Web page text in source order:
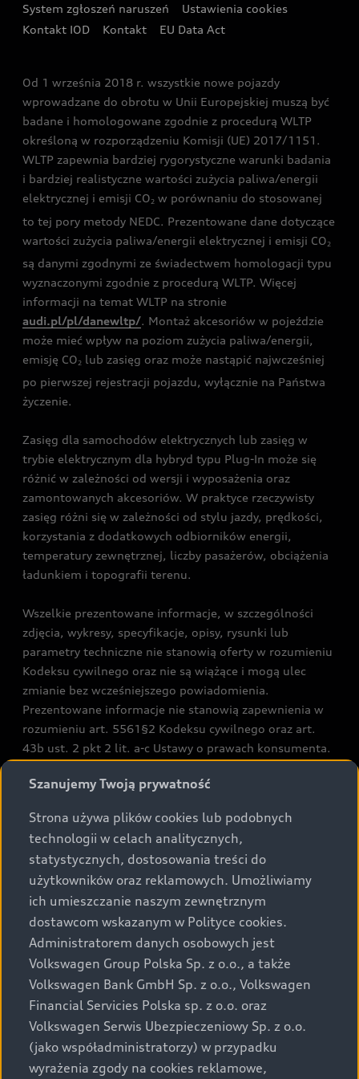
Audi exclusive
Zakopanem
System zgłoszeń naruszeń
Ustawienia cookies
Kontakt IOD
Kontakt EU Data Act
Od 1 września 2018 r. wszystkie nowe pojazdy
wprowadzane do obrotu w Unii Europejskiej muszą być
badane i homologowane zgodnie z procedurą WLTP
określoną w rozporządzeniu Komisji (UE) 2017/1151.
WLTP zapewnia bardziej rygorystyczne warunki badania
i bardziej realistyczne wartości zużycia paliwa/energii
elektrycznej i emisji CO2 w porównaniu do stosowanej
to tej pory metody NEDC. Prezentowane dane dotyczące
wartości zużycia paliwa/energii elektrycznej i emisji CO 2
są danymi zgodnymi ze świadectwem homologacji typu
wyznaczonymi zgodnie z procedurą WLTP. Więcej
informacji na temat WLTP na stronie
audi.pl/pl/danewltp/. Montaż akcesoriów w pojeździe
może mieć wpływ na poziom zużycia paliwa/energii,
emisję CO2 lub zasięg oraz może nastąpić najwcześniej
po pierwszej rejestracji pojazdu, wyłącznie na Państwa
życzenie.
Zasięg dla samochodów elektrycznych lub zasięg w
trybie elektrycznym dla hybryd typu Plug-In może się
różnić w zależności od wersji i wyposażenia oraz
zamontowanych akcesoriów. W praktyce rzeczywisty
zasięg różni się w zależności od stylu jazdy, prędkości,
korzystania z dodatkowych odbiorników energii,
temperatury zewnętrznej, liczby pasażerów, obciążenia
ładunkiem i topografii terenu.
Wszelkie prezentowane informacje, w szczególności
zdjęcia, wykresy, specyfikacje, opisy, rysunki lub
parametry techniczne nie stanowią oferty w rozumieniu
Kodeksu cywilnego oraz nie są wiążące i mogą ulec
zmianie bez wcześniejszego powiadomienia.
Prezentowane informacje nie stanowią zapewnienia w
rozumieniu art. 5561§2 Kodeksu cywilnego oraz art.
43b ust. 2 pkt 2 lit. a-c Ustawy o prawach konsumenta.
Podane kwoty są rekomendowane i obejmują podatek
Audi zastrzega sobie możliwość wprowadzenia zmian w
prezentowanych wersjach. Przedstawione detale
wyposażenia mogą różnić się od specyfikacji
przewidzianej na rynek polski. Zamieszczone zdjęcia
mogą przedstawiać wyposażenie opcjonalne, dostępne
za dopłatą. Wiążące ustalenie ceny, wyposażenia i
specyfikacji pojazdu następują w umowie sprzedaży, a
określenie parametrów technicznych zawiera
świadectwo homologacji typu pojazdu. Zastrzegamy
sobie prawo do zmian i pomyłek. Wszelkie informacje
prezentowane na stronie są aktualne na dzień ich
zamieszczania. W celu uzyskania najnowszych
informacji prosimy kontaktować się z Partnerem Marki
Szanujemy Twoją prywatność
Strona używa plików cookies lub podobnych
technologii w celach analitycznych,
statystycznych, dostosowania treści do
użytkowników oraz reklamowych. Umożliwiamy
ich umieszczanie naszym zewnętrznym
dostawcom wskazanym w Polityce cookies.
Administratorem danych osobowych jest
Volkswagen Group Polska Sp. z o.o., a także
Volkswagen Bank GmbH Sp. z o.o., Volkswagen
Financial Servicies Polska sp. z o.o. oraz
Volkswagen Serwis Ubezpieczeniowy Sp. z o.o.
(jako współadministratorzy) w przypadku
wyrażenia zgody na cookies reklamowe,